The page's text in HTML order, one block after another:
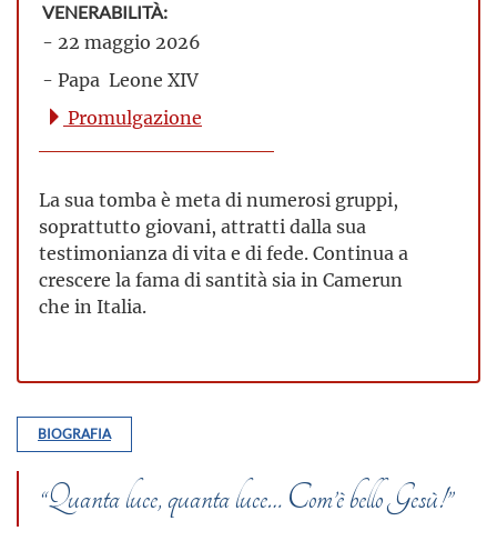
VENERABILITÀ:
- 22 maggio 2026
- Papa Leone XIV
Promulgazione
La sua tomba è meta di numerosi gruppi,
soprattutto giovani, attratti dalla sua
testimonianza di vita e di fede. Continua a
crescere la fama di santità sia in Camerun
che in Italia.
BIOGRAFIA
“Quanta luce, quanta luce… Com’è bello Gesù!”